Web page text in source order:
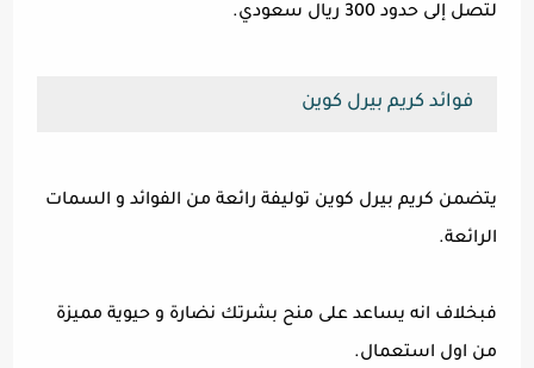
لتصل إلى حدود 300 ريال سعودي.
فوائد كريم بيرل كوين
يتضمن كريم بيرل كوين توليفة رائعة من الفوائد و السمات
الرائعة.
فبخلاف انه يساعد على منح بشرتك نضارة و حيوية مميزة
من اول استعمال.